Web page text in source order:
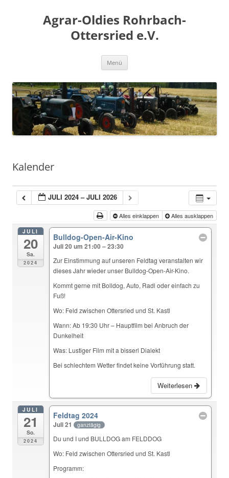
Agrar-Oldies Rohrbach-
Ottersried e.V.
Menü
Kalender
JULI 2024 – JULI 2026
Alles einklappen Alles ausklappen
JULI
20
Sa.
2024
Bulldog-Open-Air-Kino
Juli 20 um 21:00 – 23:30
Zur Einstimmung auf unseren Feldtag veranstalten wir
dieses Jahr wieder unser Bulldog-Open-Air-Kino.
Kommt gerne mit Bolldog, Auto, Radl oder einfach zu
Fuß!
Wo: Feld zwischen Ottersried und St. Kastl
Wann: Ab 19:30 Uhr – Hauptfilm bei Anbruch der
Dunkelheit
Was: Lustiger Film mit a bisserl Dialekt
Bei schlechtem Wetter findet keine Vorführung statt.
Weiterlesen
JULI
21
So.
2024
Feldtag 2024
Juli 21 ganztägig
Du und I und BULLDOG am FELDDOG
Wo: Feld zwischen Ottersried und St. Kastl
Programm: